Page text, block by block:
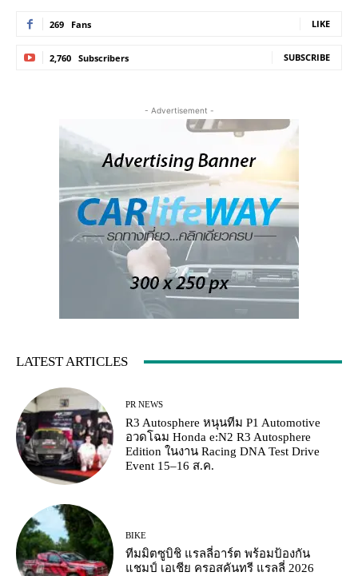
269 Fans LIKE
2,760 Subscribers SUBSCRIBE
- Advertisement -
LATEST ARTICLES
PR NEWS
R3 Autosphere หนุนทีม P1 Automotive
อวดโฉม Honda e:N2 R3 Autosphere
Edition ในงาน Racing DNA Test Drive
Event 15–16 ส.ค.
BIKE
ทีมมิตซูบิชิ แรลลี่อาร์ต พร้อมป้องกัน
แชมป์ เอเชีย ครอสคันทรี แรลลี่ 2026